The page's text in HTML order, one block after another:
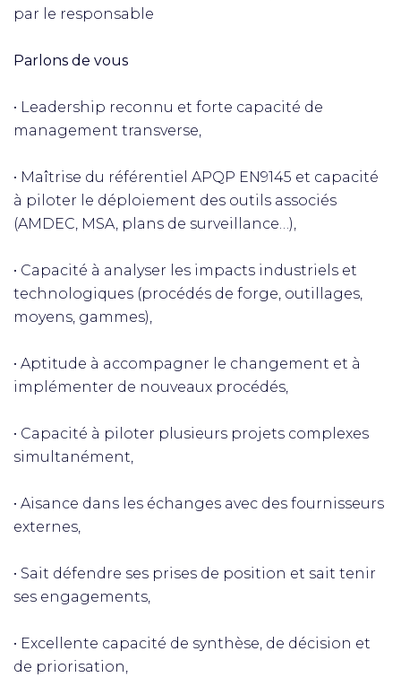
par le responsable
Parlons de vous
• Leadership reconnu et forte capacité de
management transverse,
• Maîtrise du référentiel APQP EN9145 et capacité
à piloter le déploiement des outils associés
(AMDEC, MSA, plans de surveillance…),
• Capacité à analyser les impacts industriels et
technologiques (procédés de forge, outillages,
moyens, gammes),
• Aptitude à accompagner le changement et à
implémenter de nouveaux procédés,
• Capacité à piloter plusieurs projets complexes
simultanément,
• Aisance dans les échanges avec des fournisseurs
externes,
• Sait défendre ses prises de position et sait tenir
ses engagements,
• Excellente capacité de synthèse, de décision et
de priorisation,